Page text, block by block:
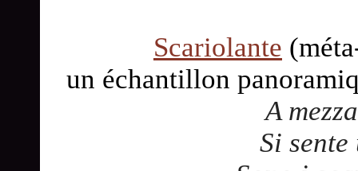
Scariolante
un échantillon
A
Si